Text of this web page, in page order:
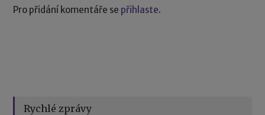
Pro přidání komentáře se přihlaste.
Rychlé zprávy